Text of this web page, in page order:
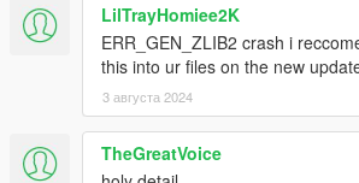
LilTrayHomiee2K
ERR_GEN_ZLIB2 crash i
this into ur files on the new
3 августа 2024
TheGreatVoice